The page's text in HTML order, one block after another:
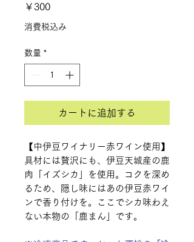
￥300価
格
消費税込み
数量 *
カートに追加する
【中伊豆ワイナリー赤ワイン使用】
具材には贅沢にも、伊豆天城産の鹿
肉「イズシカ」を使用。コクを深め
るため、隠し味にはあの伊豆赤ワイ
ンで香り付けを。ここでシカ味わえ
ない本物の「鹿まん」です。